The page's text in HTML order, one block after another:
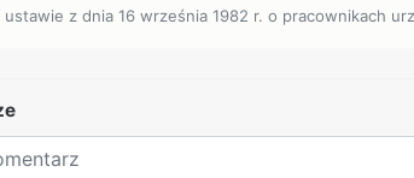
ustawie z dnia 16 września 1982 r. o pracownikach